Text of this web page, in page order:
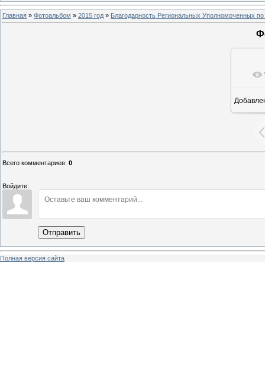
Главная » Фотоальбом » 2015 год » Благодарность Региональных Уполномоченных
Всего комментариев: 0
Войдите:
Отправить
Полная версия сайта